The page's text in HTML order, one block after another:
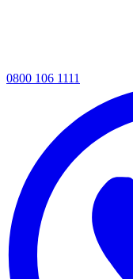
0800 106 1111